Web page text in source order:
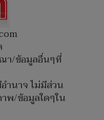
า/ข้อมูลอื่นๆที่
ำนาจ ไม่มีส่วน
าพ/ข้อมูลใดๆใน